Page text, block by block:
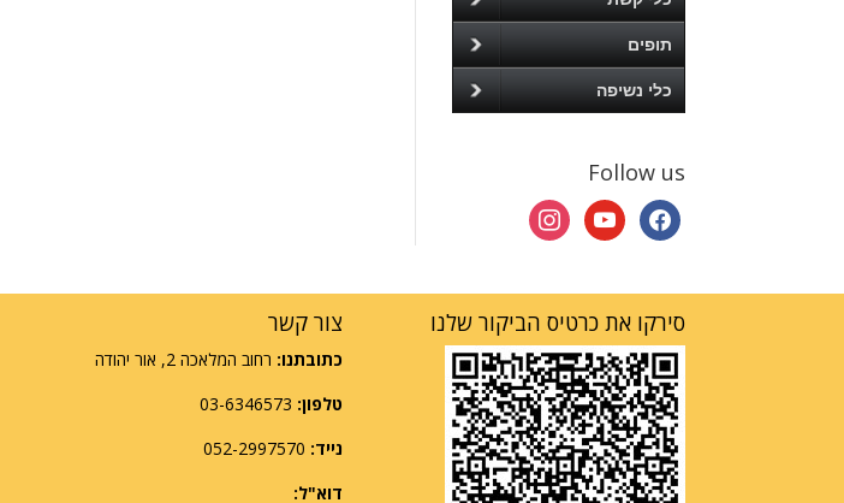
תופים
כלי נשיפה
Follow us
facebook
youtube
instagram
צור קשר
כתובתנו: רחוב המלאכה 2, אור יהודה
טלפון:
נייד:
דוא"ל:
סירקו את כרטיס הביקור שלנו